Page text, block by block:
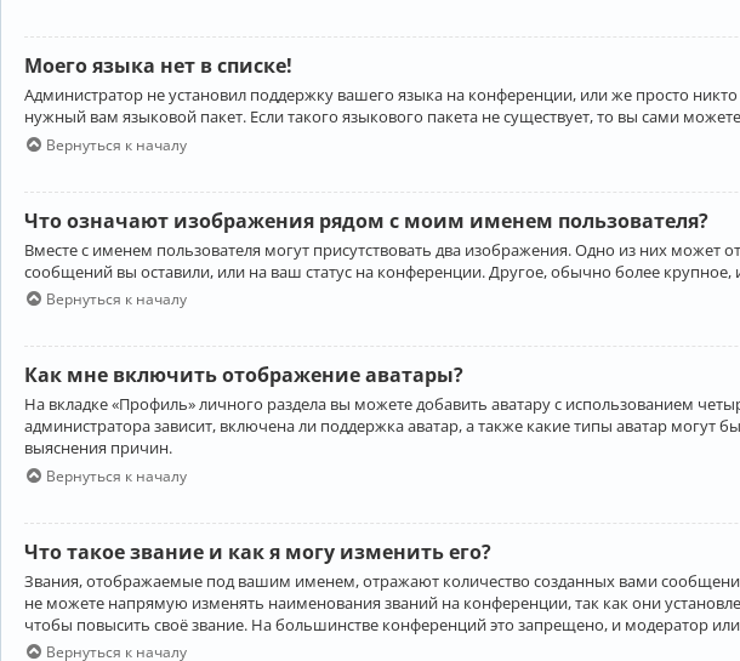
Моего языка нет в списке!
Администратор не установил поддержку вашего языка на конференции, или же просто
нужный вам языковой пакет. Если такого языкового пакета не существует, то вы сами
Вернуться к началу
Что означают изображения рядом с моим именем пользователя?
Вместе с именем пользователя могут присутствовать два изображения. Одно из них
сообщений вы оставили, или на ваш статус на конференции. Другое, обычно более
Вернуться к началу
Как мне включить отображение аватары?
На вкладке «Профиль» личного раздела вы можете добавить аватару с использованием
администратора зависит, включена ли поддержка аватар, а также какие типы аватар
выяснения причин.
Вернуться к началу
Что такое звание и как я могу изменить его?
Звания, отображаемые под вашим именем, отражают количество созданных вами
не можете напрямую изменять наименования званий на конференции, так как они
чтобы повысить своё звание. На большинстве конференций это запрещено, и модератор
Вернуться к началу